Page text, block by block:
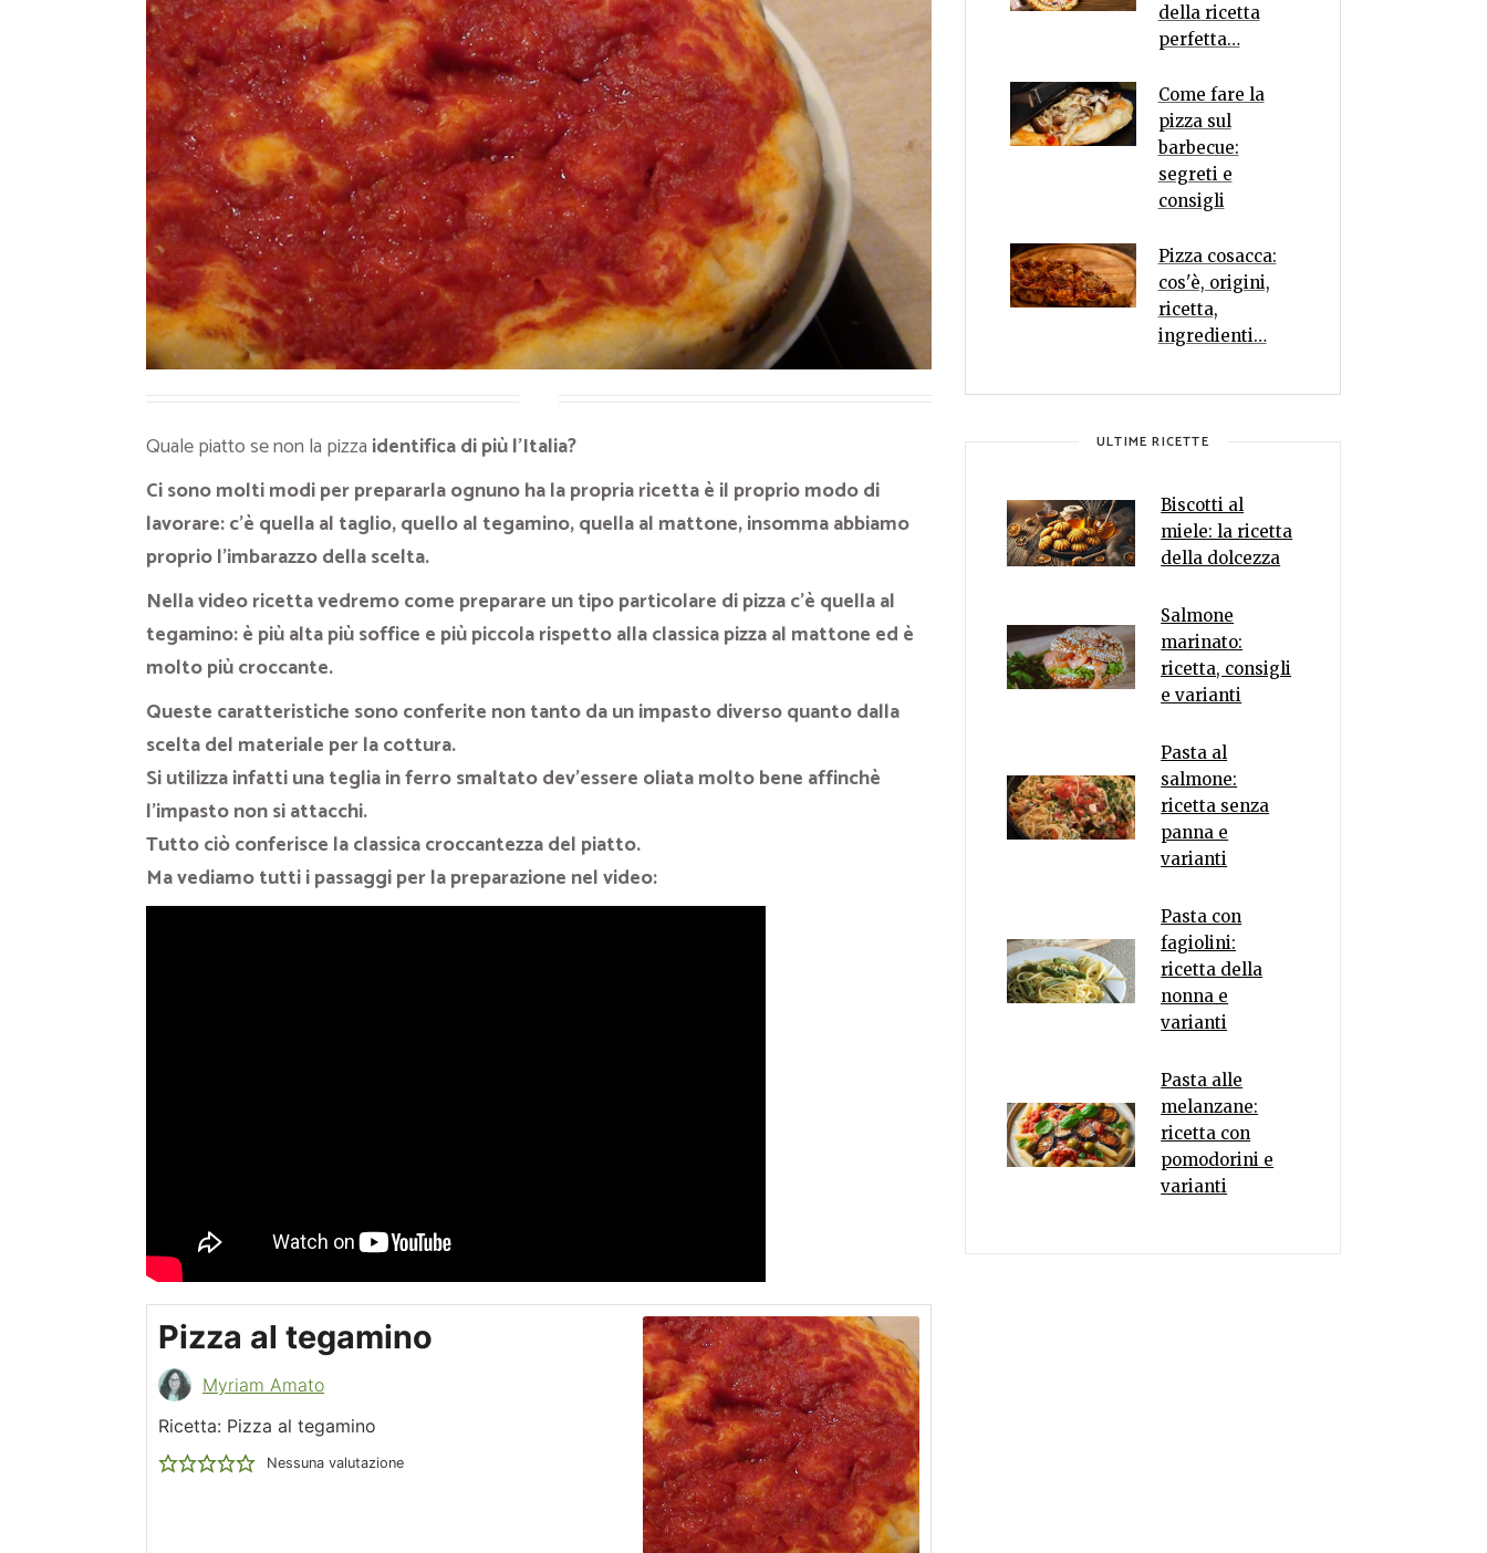
Ricette Piatti unici
Ricette Pesce
Video Ricette
Ricette per Ingrediente
Quale piatto se non la pizza identifica di più l’Italia?
Ci sono molti modi per prepararla ognuno ha la propria ricetta è il proprio modo di
lavorare: c’è quella al taglio, quello al tegamino, quella al mattone, insomma abbiamo
proprio l’imbarazzo della scelta.
Nella video ricetta vedremo come preparare un tipo particolare di pizza c’è quellaal
tegamino: è più alta più soffice e più piccola rispetto alla classica pizza al mattone ed è
molto più croccante.
Queste caratteristiche sono conferite non tanto da un impasto diverso quanto dalla
scelta del materiale per la cottura.
Si utilizza infatti una teglia in ferro smaltato dev’essere oliata molto bene affinchè
l’impasto non si attacchi.
Tutto ciò conferisce la classica croccantezza del piatto.
Ma vediamo tutti i passaggi per la preparazione nel video:
Pizza al tegamino
Myriam Amato
Ricetta: Pizza al tegamino
Nessuna valutazione
della ricetta
perfetta…
Come fare la
pizza sul
barbecue:
segreti e
consigli
Pizza cosacca:
cos'è, origini,
ricetta,
ingredienti…
ULTIME RICETTE
Biscotti al
miele: la ricetta
della dolcezza
Salmone
marinato:
ricetta, consigli
e varianti
Pasta al
salmone:
ricetta senza
panna e
varianti
Pasta con
fagiolini:
ricetta della
nonna e
varianti
Pasta alle
melanzane:
ricetta con
pomodorini e
varianti